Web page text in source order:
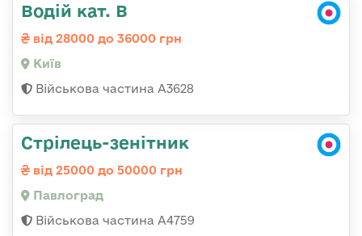
Водій кат. В
від 28000 до 36000 грн
Київ
Військова частина А3628
Стрілець-зенітник
від 25000 до 50000 грн
Павлоград
Військова частина А4759